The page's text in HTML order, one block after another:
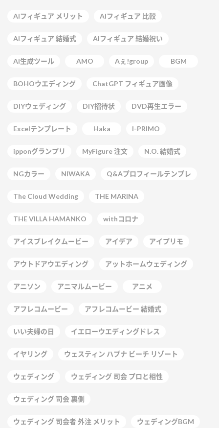
AIフィギュア メリット AIフィギュア 比較
AIフィギュア 結婚式 AIフィギュア 結婚祝い
AI生成ツール AMO Aぇ!group BGM
BOHOウエディング ChatGPT フィギュア画像
DIYウェディング DIY招待状 DVD再生エラー
Excelテンプレート Haka I-PRIMO
ipponグランプリ MyFigure 注文 N.O. 結婚式
NGカラー NIWAKA Q&Aプロフィールテンプレ
The Cloud Wedding THE MARINA
THE VILLA HAMANKO withコロナ
アイスブレイクムービー アイデア アイプリモ
アウトドアウエディング アットホームウェディング
アニソン アニマルムービー アニメ
アフレコムービー アフレコムービー 結婚式
いい夫婦の日 イエローウエディングドレス
イヤリング ウェスティン ハプナ ビーチ リゾート
ウェディング ウェディング 司会 プロと相性
ウェディング 司会 裏側
ウェディング 司会者 外注 メリット ウェディングBGM